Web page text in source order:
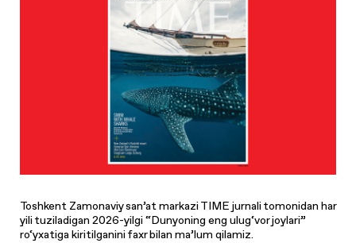
Toshkent Zamonaviy san’at markazi TIME jurnali tomonidan har
yili tuziladigan 2026-yilgi “Dunyoning eng ulug‘vor joylari”
ro‘yxatiga kiritilganini faxr bilan ma’lum qilamiz.